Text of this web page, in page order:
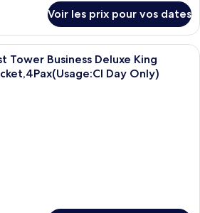
Voir les prix pour vos dates
Une chambre d’hôtel avec un grand
Tower Business Deluxe King
Day Only)